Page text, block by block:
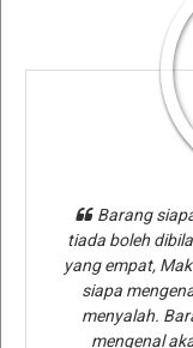
Barang
tiada boleh
yang empat,
siapa
menyalah.
mengenal